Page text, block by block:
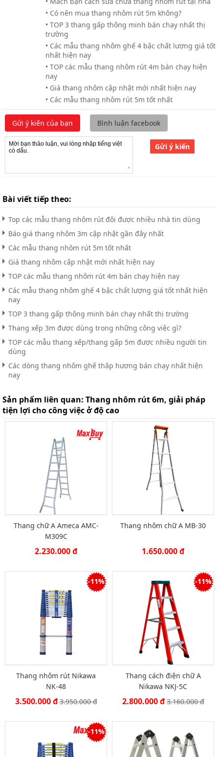
• Có nên mua thang nhôm rút 5m không?
• TOP 3 thang gấp thông minh bán chạy nhất thị
trường
• Các mẫu thang nhôm ghế 4 bậc chất lượng giá tốt
nhất hiện nay
• TOP các mẫu thang nhôm rút 4m bán chạy hiện
nay
• Giá thang nhôm cập nhật mới nhất hiện nay
• Các mẫu thang nhôm rút 5m tốt nhất
Gửi ý kiến của bạn Bình luận facebook
Gửi ý kiến
Bài viết tiếp theo:
Top các mẫu thang nhôm rút đôi được nhiều nhà tin dùng
Báo giá thang nhôm 3m cập nhật gần đây nhất
Các mẫu thang nhôm rút 5m tốt nhất
Giá thang nhôm cập nhật mới nhất hiện nay
TOP các mẫu thang nhôm rút 4m bán chạy hiện nay
Các mẫu thang nhôm ghế 4 bậc chất lượng giá tốt nhất hiện
nay
TOP 3 thang gấp thông minh bán chạy nhất thị trường
Thang xếp 3m được dùng trong những công việc gì?
TOP các mẫu thang xếp/thang gấp 5m được nhiều người tin
dùng
Các dòng thang nhôm ghế thắp hương bán chạy nhất hiện
nay
Sản phẩm liên quan: Thang nhôm rút 6m, giải pháp
tiện lợi cho công việc ở độ cao
Thang chữ A Ameca AMC-
M309C
2.230.000 đ
Thang nhôm chữ A MB-30
1.650.000 đ
-11%
Thang nhôm rút Nikawa
NK-48
3.500.000 đ3.950.000 đ
-11%
Thang cách điện chữ A
Nikawa NKJ-5C
2.800.000 đ3.160.000 đ
-11%